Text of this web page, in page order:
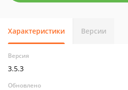
Характеристики Версии
Версия
3.5.3
Обновлено